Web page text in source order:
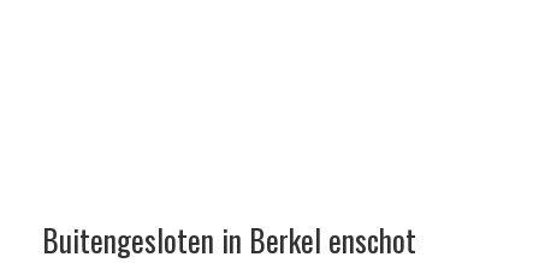
Buitengesloten in Berkel enschot